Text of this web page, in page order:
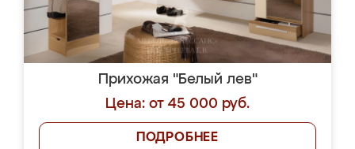
Прихожая "Белый лев"
Цена: от 45 000 руб.
ПОДРОБНЕЕ